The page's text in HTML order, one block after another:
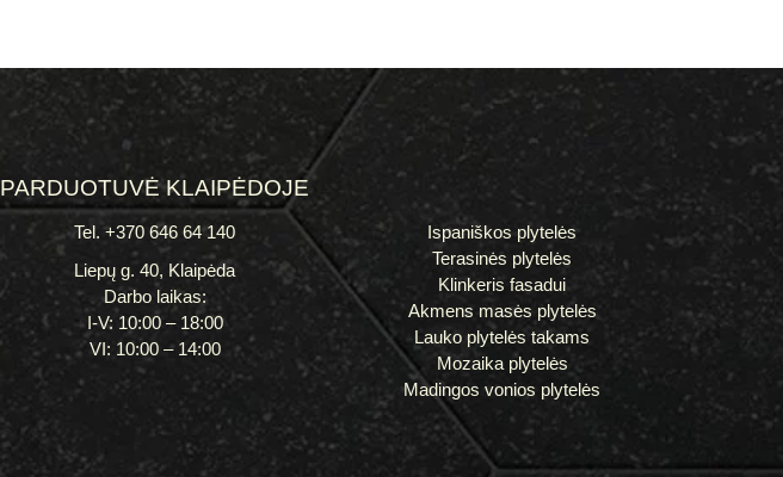
PARDUOTUVĖ KLAIPĖDOJE
Tel. +370 646 64 140
Liepų g. 40, Klaipėda
Darbo laikas:
I-V: 10:00 – 18:00
VI: 10:00 – 14:00
Ispaniškos plytelės
Terasinės plytelės
Klinkeris fasadui
Akmens masės plytelės
Lauko plytelės takams
Mozaika plytelės
Madingos vonios plytelės